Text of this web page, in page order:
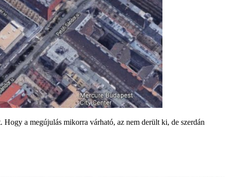
a megújulás mikorra várható, az nem derült ki, de szerdán